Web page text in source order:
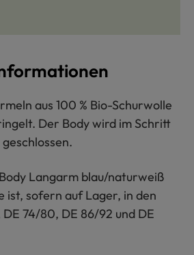
aus 100 % Bio-Schurwolle
Der Body wird im Schritt
Langarm blau/naturweiß
ist, sofern auf Lager, in den
74/80, DE 86/92 und DE